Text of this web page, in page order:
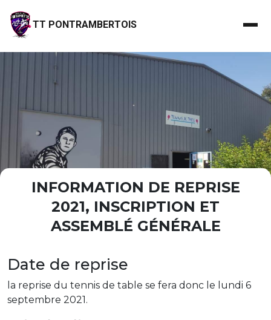
TT PONTRAMBERTOIS
INFORMATION DE REPRISE
2021, INSCRIPTION ET
ASSEMBLÉ GÉNÉRALE
Date de reprise
la reprise du tennis de table se fera donc le lundi 6
septembre 2021.